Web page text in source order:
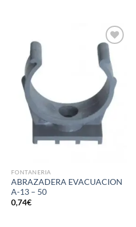
Añadir
a la
lista de
deseos
FONTANERIA
ABRAZADERA EVACUACION
A-13 – 50
0,74€